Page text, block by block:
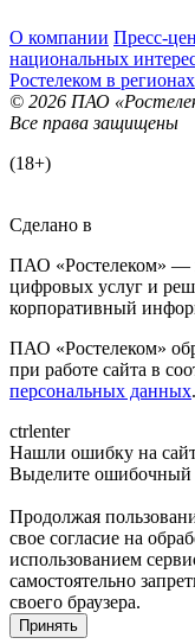
О компании Пресс-
национальных
Ростелеком в регионах
© 2026 ПАО
Все права защищены
(18+)
Сделано в
ПАО «Ростелеком» —
цифровых услуг и
корпоративный
ПАО «Ростелеком»
при работе сайта в
персональных данных.
ctrlenter
Нашли ошибку на
Выделите ошибочный
Продолжая
свое согласие на
использованием
самостоятельно
своего браузера.
Принять